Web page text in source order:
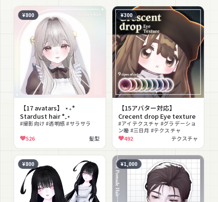
¥800
【17 avatars】 ⋆₊°
Stardust hair °₊⋆
#撮影向け #透明感 #サラサラ
526 髪型
¥300
【15アバター対応】
Crecent drop Eye texture
#アイテクスチャ #グラデーショ
ン瞳 #三日月 #テクスチャ
492 テクスチャ
¥800 ¥1,000